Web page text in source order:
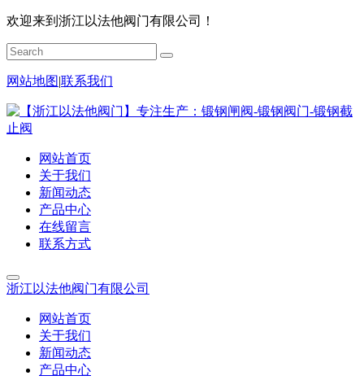
欢迎来到浙江以法他阀门有限公司！
网站地图|联系我们
网站首页
关于我们
新闻动态
产品中心
在线留言
联系方式
浙江以法他阀门有限公司
网站首页
关于我们
新闻动态
产品中心